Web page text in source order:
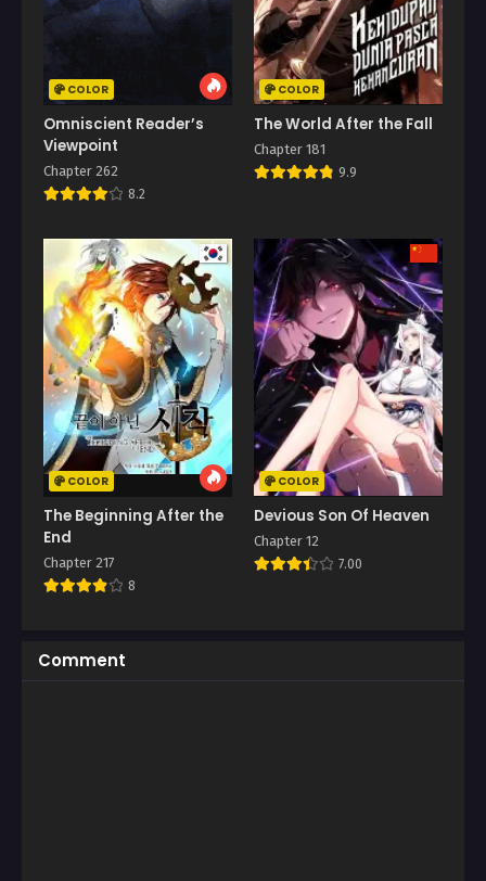
COLOR
Omniscient Reader’s
Viewpoint
Chapter 262
8.2
COLOR
The World After the Fall
Chapter 181
9.9
COLOR
The Beginning After the
End
Chapter 217
8
COLOR
Devious Son Of Heaven
Chapter 12
7.00
Comment